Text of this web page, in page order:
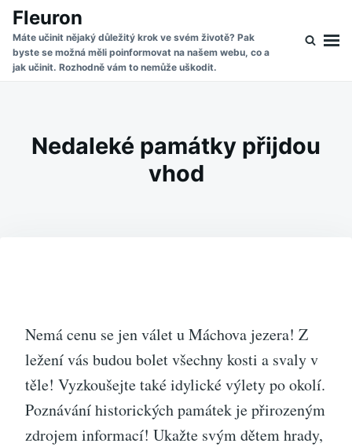
Skip
content
Search
for:
Fleuron
Máte učinit nějaký důležitý krok ve svém životě? Pak
byste se možná měli poinformovat na našem webu, co a
jak učinit. Rozhodně vám to nemůže uškodit.
Nedaleké památky přijdou
vhod
Nemá cenu se jen válet uMáchova jezera! Z
ležení vás budou bolet všechny kosti a svaly v
těle! Vyzkoušejte také idylické výlety po okolí.
Poznávání historických památek je přirozeným
zdrojem informací! Ukažte svým dětem hrady,